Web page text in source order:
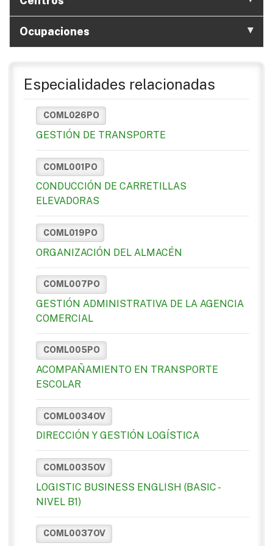
Ocupaciones
Especialidades relacionadas
COML026PO
GESTIÓN DE TRANSPORTE
COML001PO
CONDUCCIÓN DE CARRETILLAS
ELEVADORAS
COML019PO
ORGANIZACIÓN DEL ALMACÉN
COML007PO
GESTIÓN ADMINISTRATIVA DE LA AGENCIA
COMERCIAL
COML005PO
ACOMPAÑAMIENTO EN TRANSPORTE
ESCOLAR
COML0034OV
DIRECCIÓN Y GESTIÓN LOGÍSTICA
COML0035OV
LOGISTIC BUSINESS ENGLISH (BASIC -
NIVEL B1)
COML0037OV